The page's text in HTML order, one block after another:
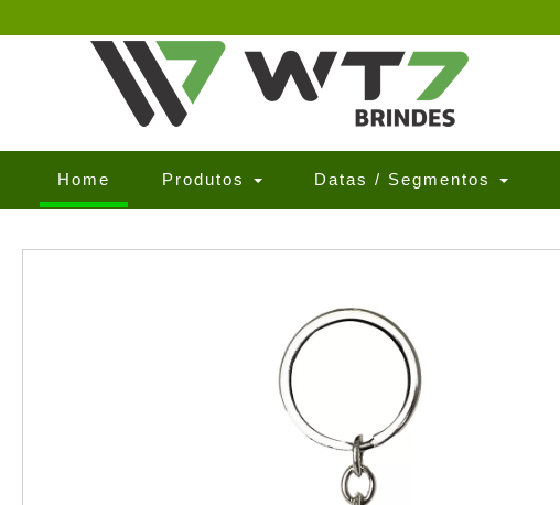
Home (current)Produtos Datas / Segmentos